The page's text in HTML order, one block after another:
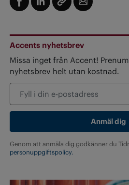
Accents nyhetsbrev
Missa inget från Accent!
nyhetsbrev helt utan kostnad.
Genom att anmäla dig godkänner du
personuppgiftspolicy.